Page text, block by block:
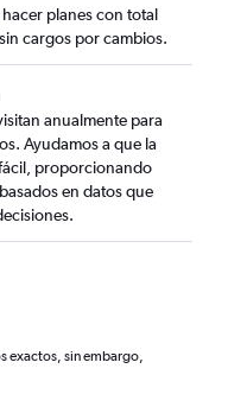
planes con total
cargos por cambios.
anualmente para
Ayudamos a que la
proporcionando
en datos que
exactos, sin embargo,